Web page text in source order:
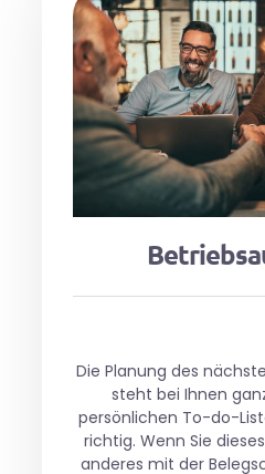
Die Planung des
steht bei Ihnen
persönlichen To-do-
richtig. Wenn Sie
anderes mit der